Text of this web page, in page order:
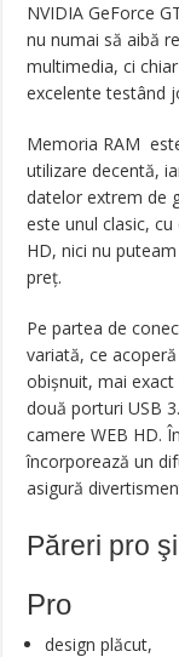
NVIDIA GeForce
nu numai să aibă
multimedia, ci
excelente testând
Memoria RAM
utilizare decentă,
datelor extrem de
este unul clasic,
HD, nici nu
preț.
Pe partea de
variată, ce
obișnuit, mai
două porturi USB
camere WEB HD.
încorporează un
asigură
Păreri pro
Pro
design plăcut,